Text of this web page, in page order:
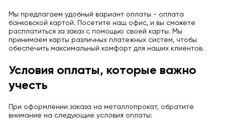
Мы предлагаем удобный вариант оплаты - оплата
банковской картой. Посетите наш офис, и вы сможете
расплатиться за заказ с помощью своей карты. Мы
принимаем карты различных платежных систем, чтобы
обеспечить максимальный комфорт для наших клиентов.
Условия оплаты, которые важно
учесть
При оформлении заказа на металлопрокат, обратите
внимание на следующие условия оплаты: